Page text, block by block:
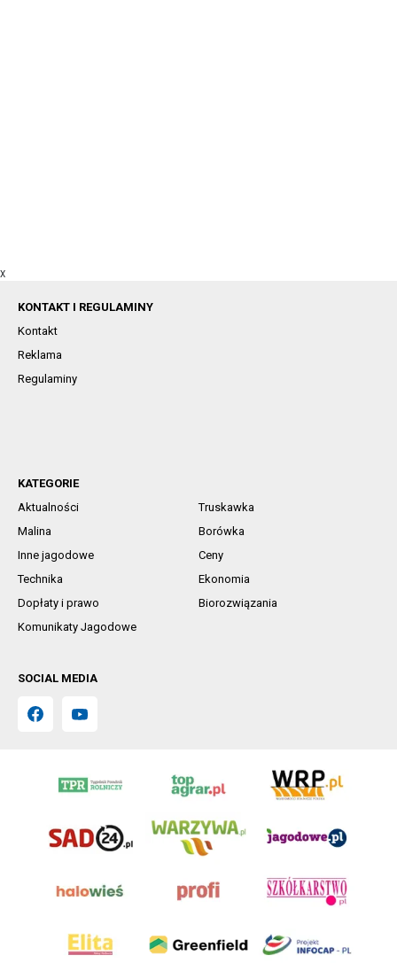
X
KONTAKT I REGULAMINY
Kontakt
Reklama
Regulaminy
KATEGORIE
Aktualności
Truskawka
Malina
Borówka
Inne jagodowe
Ceny
Technika
Ekonomia
Dopłaty i prawo
Biorozwiązania
Komunikaty Jagodowe
SOCIAL MEDIA